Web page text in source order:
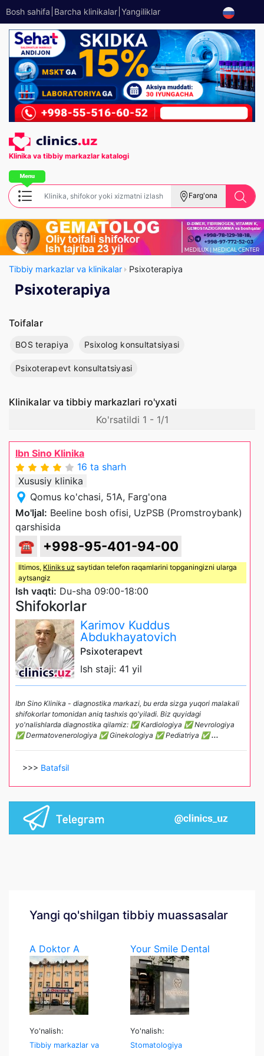
Bosh sahifa Barcha klinikalar Yangiliklar
Klinika va tibbiy markazlar katalogi
Farg'ona
Tibbiy markazlar va klinikalar Psixoterapiya
Psixoterapiya
Toifalar
BOS terapiya Psixolog konsultatsiyasi
Psixoterapevt konsultatsiyasi
Klinikalar va tibbiy markazlari ro'yxati
Ko'rsatildi 1 - 1/1
Ibn Sino Klinika
16 ta sharh
Xususiy klinika
Qomus ko'chasi, 51A, Farg'ona
Mo'ljal: Beeline bosh ofisi, UzPSB (Promstroybank)
qarshisida
☎ +998-95-401-94-00
Iltimos, Kliniks uz saytidan telefon raqamlarini topganingizni ularga
aytsangiz
Ish vaqti: Du-sha 09:00-18:00
Shifokorlar
Karimov Kuddus
Abdukhayatovich
Psixoterapevt
Ish staji: 41 yil
Ibn Sino Klinika - diagnostika markazi, bu erda sizga yuqori malakali
shifokorlar tomonidan aniq tashxis qo'yiladi. Biz quyidagi
yo'nalishlarda diagnostika qilamiz: ✅ Kardiologiya ✅ Nevrologiya
✅ Dermatovenerologiya ✅ Ginekologiya ✅ Pediatriya ✅...
>>> Batafsil
Yangi qo'shilgan tibbiy muassasalar
A Doktor A
Yo'nalish:
Tibbiy markazlar va
Your Smile Dental
Yo'nalish:
Stomatologiya